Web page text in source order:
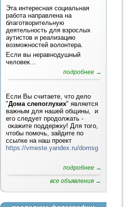
Эта интересная социальная
работа направлена на
благотворительную
деятельность для взрослых
аутистов и реализацию
возможностей волонтера.
Если вы неравнодушный
человек...
подробнее →
Если Вы считаете, что дело
"Дома слепоглухих" является
важным для нашей общины, и
его следует продолжать -
окажите поддержку! Для того,
чтобы помочь, зайдите по
ссылке на наш проект
https://vmeste.yandex.ru/domsg
подробнее →
все объявления →